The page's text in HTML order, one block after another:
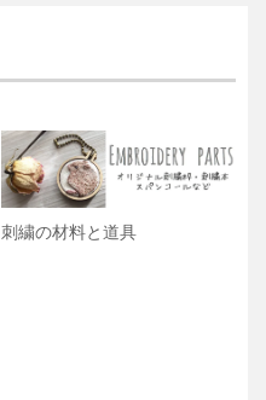
刺繍の材料と道具